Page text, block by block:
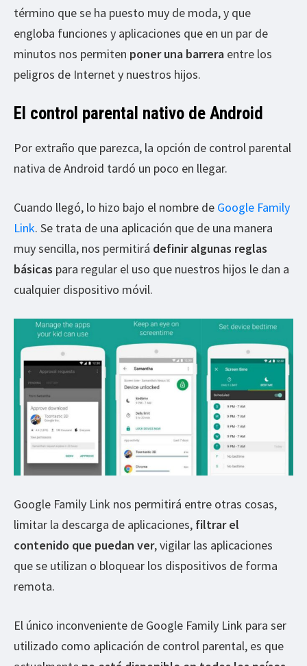
término que se ha puesto muy de moda, y que
engloba funciones y aplicaciones que en un par de
minutos nos permiten poner una barrera entre los
peligros de Internet y nuestros hijos.
El control parental nativo de Android
Por extraño que parezca, la opción de control parental
nativa de Android tardó un poco en llegar.
Cuando llegó, lo hizo bajo el nombre de Google Family
Link. Se trata de una aplicación que de una manera
muy sencilla, nos permitirá definir algunas reglas
básicas para regular el uso que nuestros hijos le dan a
cualquier dispositivo móvil.
Google Family Link nos permitirá entre otras cosas,
limitar la descarga de aplicaciones, filtrar el
contenido que puedan ver, vigilar las aplicaciones
que se utilizan o bloquear los dispositivos de forma
remota.
El único inconveniente de Google Family Link para ser
utilizado como aplicación de control parental, es que